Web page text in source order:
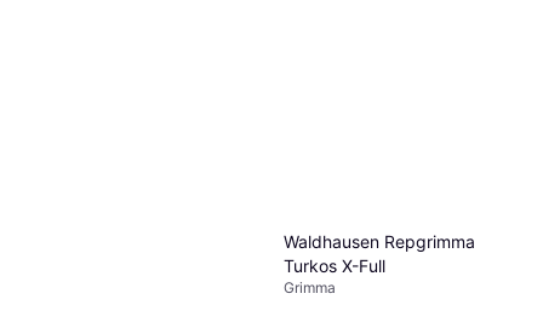
Waldhausen Repgrimma
Turkos X-Full
Grimma